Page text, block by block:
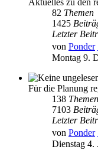
Aktuelles zu den
82 Themen
1425
Letzter
von Ponder
Montag 9.
Für die Planung
138 Themen
7103
Letzter
von Ponder
Dienstag 4.